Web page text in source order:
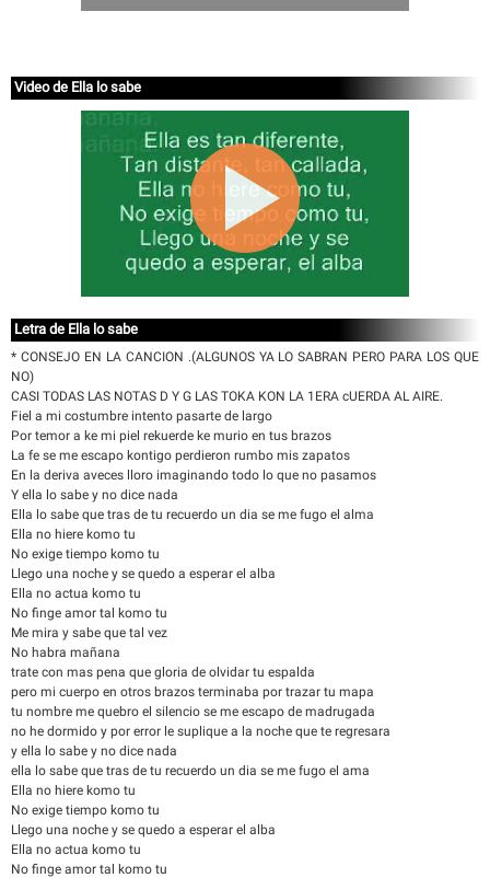
Video de Ella lo sabe
Letra de Ella lo sabe
* CONSEJO EN LA CANCION .(ALGUNOS YA LO SABRAN PERO PARA LOS QUE
NO)
CASI TODAS LAS NOTAS D Y G LAS TOKA KON LA 1ERA cUERDA AL AIRE.
Fiel a mi costumbre intento pasarte de largo
Por temor a ke mi piel rekuerde ke murio en tus brazos
La fe se me escapo kontigo perdieron rumbo mis zapatos
En la deriva aveces lloro imaginando todo lo que no pasamos
Y ella lo sabe y no dice nada
Ella lo sabe que tras de tu recuerdo un dia se me fugo el alma
Ella no hiere komo tu
No exige tiempo komo tu
Llego una noche y se quedo a esperar el alba
Ella no actua komo tu
No finge amor tal komo tu
Me mira y sabe que tal vez
No habra mañana
trate con mas pena que gloria de olvidar tu espalda
pero mi cuerpo en otros brazos terminaba por trazar tu mapa
tu nombre me quebro el silencio se me escapo de madrugada
no he dormido y por error le suplique a la noche que te regresara
y ella lo sabe y no dice nada
ella lo sabe que tras de tu recuerdo un dia se me fugo el ama
Ella no hiere komo tu
No exige tiempo komo tu
Llego una noche y se quedo a esperar el alba
Ella no actua komo tu
No finge amor tal komo tu